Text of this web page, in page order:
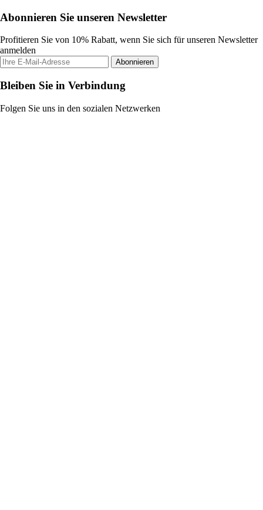
Abonnieren Sie unseren Newsletter
Profitieren Sie von 10% Rabatt, wenn Sie sich für unseren Newsletter
anmelden
Abonnieren
Bleiben Sie in Verbindung
Folgen Sie uns in den sozialen Netzwerken